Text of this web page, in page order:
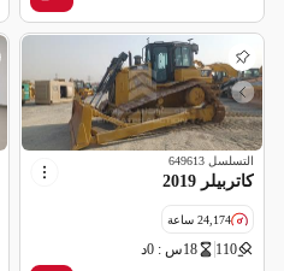
التسلسل 649613
كاتربيلر 2019
24,174 ساعة
110 18س : 0د